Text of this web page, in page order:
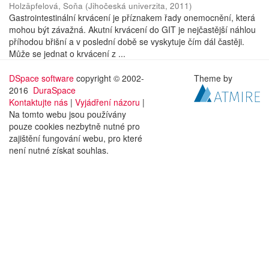
Holzäpfelová, Soňa (Jihočeská univerzita, 2011)
Gastrointestinální krvácení je příznakem řady onemocnění, která
mohou být závažná. Akutní krvácení do GIT je nejčastější náhlou
příhodou břišní a v poslední době se vyskytuje čím dál častěji.
Může se jednat o krvácení z ...
DSpace software copyright © 2002-
2016 DuraSpace
Kontaktujte nás | Vyjádření názoru |
Na tomto webu jsou používány
pouze cookies nezbytně nutné pro
zajištění fungování webu, pro které
není nutné získat souhlas.
Theme by